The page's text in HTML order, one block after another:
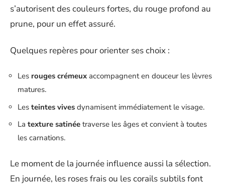
s’autorisent des couleurs fortes, du rouge profond au
prune, pour un effet assuré.
Quelques repères pour orienter ses choix :
Les rouges crémeux accompagnent en douceur les lèvres
matures.
Les teintes vives dynamisent immédiatement le visage.
La texture satinée traverse les âges et convient à toutes
les carnations.
Le moment de la journée influence aussi la sélection.
En journée, les roses frais ou les corails subtils font